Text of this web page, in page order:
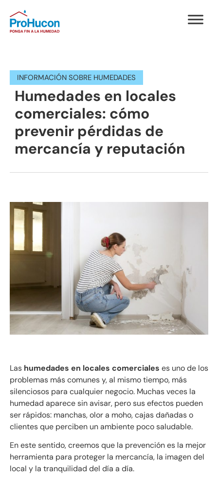
INFORMACIÓN SOBRE HUMEDADES
Humedades en locales
comerciales: cómo
prevenir pérdidas de
mercancía y reputación
Las humedades en locales comerciales es uno de los
problemas más comunes y, al mismo tiempo, más
silenciosos para cualquier negocio. Muchas veces la
humedad aparece sin avisar, pero sus efectos pueden
ser rápidos: manchas, olor a moho, cajas dañadas o
clientes que perciben un ambiente poco saludable.
En este sentido, creemos que la prevención es la mejor
herramienta para proteger la mercancía, la imagen del
local y la tranquilidad del día a día.